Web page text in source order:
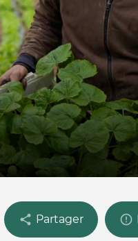
Partager